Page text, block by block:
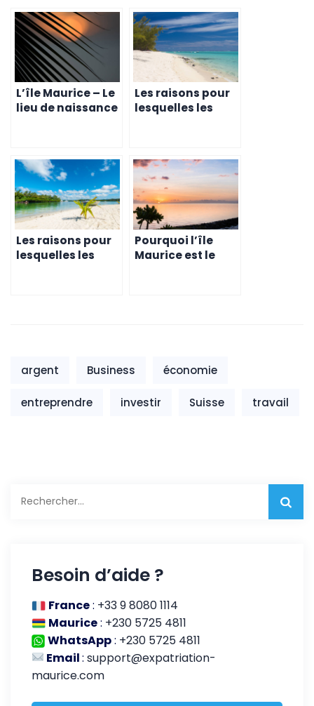
L’île Maurice – Le
lieu de naissance
établir leur
entreprise en
2023
Les raisons pour
lesquelles les
monter leur
entreprise
Les raisons pour
lesquelles les
famille
Pourquoi l’île
Maurice est le
argent
Business économie
entreprendre investir Suisse travail
Besoin d’aide ?
France: +33 9 8080 1114
Maurice: +230 5725 4811
WhatsApp: +230 5725 4811
Email:support@expatriation-
maurice.com